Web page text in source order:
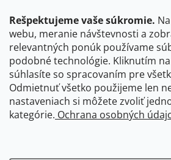
Rešpektujeme vaše súkromie.
webu, meranie návštevnosti a
relevantných ponúk používame
podobné technológie. Kliknutím
súhlasíte so spracovaním pre
Odmietnuť všetko použijeme len
nastaveniach si môžete zvoliť
kategórie. Ochrana osobných
údajov dostupnými na tejto stránke.
Prihlásiť sa
CBS Slovensko CBS Česko Shocart
Čarovné Česko